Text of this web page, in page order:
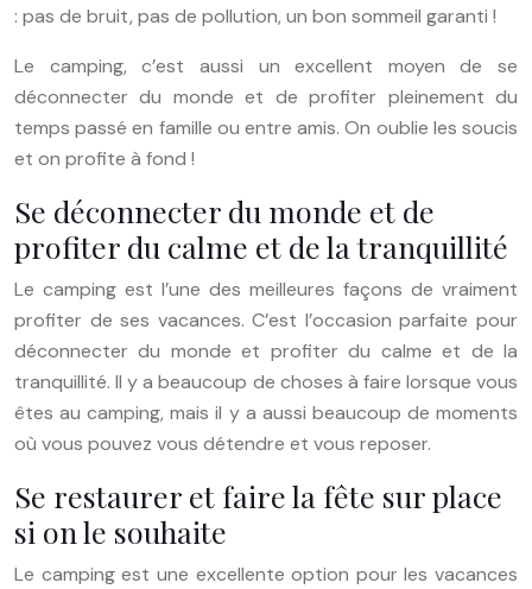
: pas de bruit, pas de pollution, un bon sommeil garanti !
Le camping, c’est aussi un excellent moyen de se
déconnecter du monde et de profiter pleinement du
temps passé en famille ou entre amis. On oublie les soucis
et on profite à fond !
Se déconnecter du monde et de
profiter du calme et de la tranquillité
Le camping est l’une des meilleures façons de vraiment
profiter de ses vacances. C’est l’occasion parfaite pour
déconnecter du monde et profiter du calme et de la
tranquillité. Il y a beaucoup de choses à faire lorsque vous
êtes au camping, mais il y a aussi beaucoup de moments
où vous pouvez vous détendre et vous reposer.
Se restaurer et faire la fête sur place
si on le souhaite
Le camping est une excellente option pour les vacances